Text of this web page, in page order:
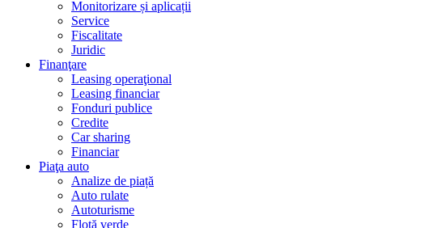
Monitorizare și aplicații
Service
Fiscalitate
Juridic
Finanţare
Leasing operaţional
Leasing financiar
Fonduri publice
Credite
Car sharing
Financiar
Piaţa auto
Analize de piață
Auto rulate
Autoturisme
Flotă verde